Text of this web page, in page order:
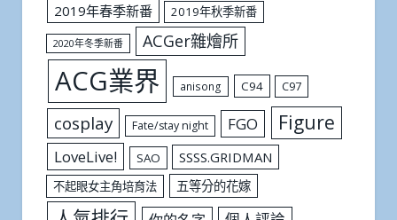
2019年春季新番
2019年秋季新番
2020年冬季新番 ACGer雜燴所
ACG業界 anisong C94 C97
cosplay Fate/stay night FGO Figure
LoveLive! SAO SSSS.GRIDMAN
不起眼女主角培育法 五等分的花嫁